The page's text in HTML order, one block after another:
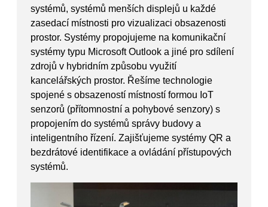
systémů, systémů menších displejů u každé
zasedací místnosti pro vizualizaci obsazenosti
prostor. Systémy propojujeme na komunikační
systémy typu Microsoft Outlook a jiné pro sdílení
zdrojů v hybridním způsobu využití
kancelářských prostor. Řešíme technologie
spojené s obsazeností místností formou IoT
senzorů (přítomnostní a pohybové senzory) s
propojením do systémů správy budovy a
inteligentního řízení. Zajišťujeme systémy QR a
bezdrátové identifikace a ovládání přístupových
systémů.